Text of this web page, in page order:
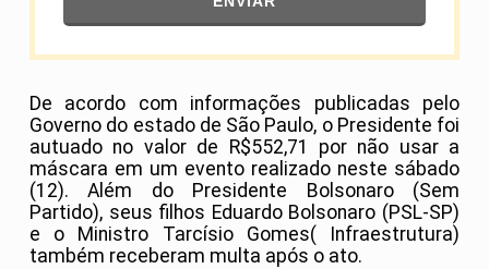
De acordo com informações publicadas pelo
Governo do estado de São Paulo, o Presidente foi
autuado no valor de R$552,71 por não usar a
máscara em um evento realizado neste sábado
(12). Além do Presidente Bolsonaro (Sem
Partido), seus filhos Eduardo Bolsonaro (PSL-SP)
e o Ministro Tarcísio Gomes( Infraestrutura)
também receberam multa após o ato.